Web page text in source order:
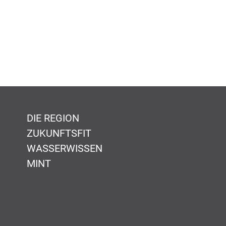
DIE REGION
ZUKUNFTSFIT
WASSERWISSEN
MINT